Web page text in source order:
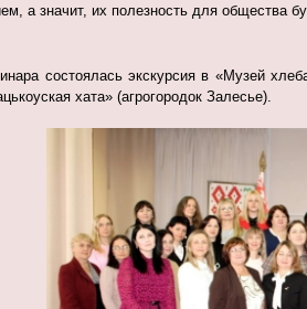
а значит, их полезность для общества
состоялась экскурсия в «Музей
хата» (агрогородок Залесье).